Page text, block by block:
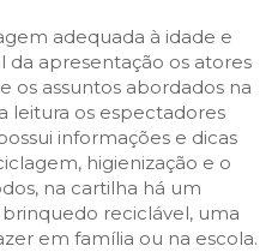
adequada à idade e
da apresentação os atores
assuntos abordados na
leitura os espectadores
informações e dicas
higienização e o
na cartilha há um
reciclável, uma
em família ou na escola.